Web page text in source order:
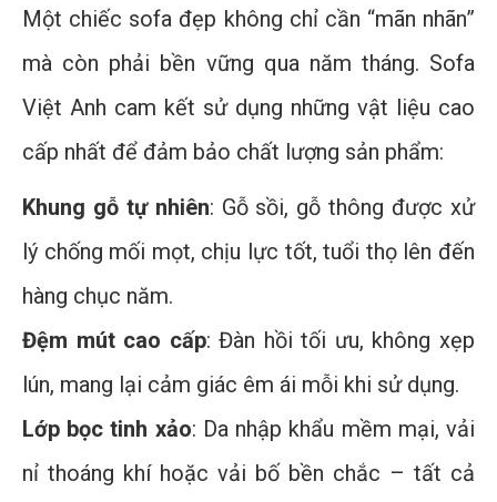
Một chiếc sofa đẹp không chỉ cần “mãn nhãn”
mà còn phải bền vững qua năm tháng. Sofa
Việt Anh cam kết sử dụng những vật liệu cao
cấp nhất để đảm bảo chất lượng sản phẩm:
Khung gỗ tự nhiên: Gỗ sồi, gỗ thông được xử
lý chống mối mọt, chịu lực tốt, tuổi thọ lên đến
hàng chục năm.
Đệm mút cao cấp: Đàn hồi tối ưu, không xẹp
lún, mang lại cảm giác êm ái mỗi khi sử dụng.
Lớp bọc tinh xảo: Da nhập khẩu mềm mại, vải
nỉ thoáng khí hoặc vải bố bền chắc – tất cả